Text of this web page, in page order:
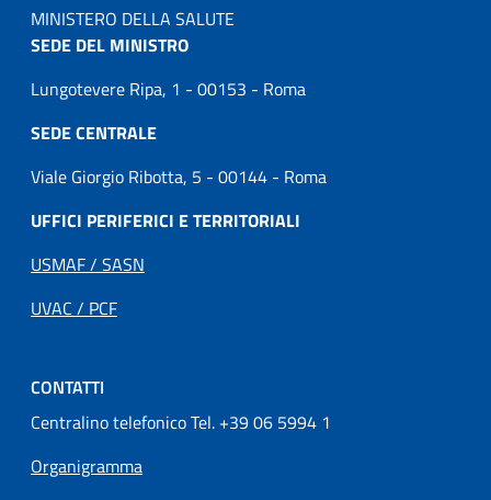
MINISTERO DELLA SALUTE
SEDE DEL MINISTRO
Lungotevere Ripa, 1 - 00153 - Roma
SEDE CENTRALE
Viale Giorgio Ribotta, 5 - 00144 - Roma
UFFICI PERIFERICI E TERRITORIALI
USMAF / SASN
UVAC / PCF
CONTATTI
Centralino telefonico Tel. +39 06 5994 1
Organigramma